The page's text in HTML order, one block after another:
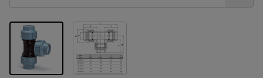
View larger imageView larger image